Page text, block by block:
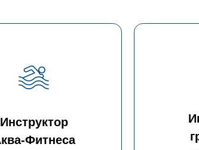
Инструктор
Фитнеса